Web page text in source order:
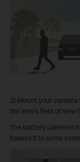
2) Mount your
the lens's field of
The battery cameras
toward it to some